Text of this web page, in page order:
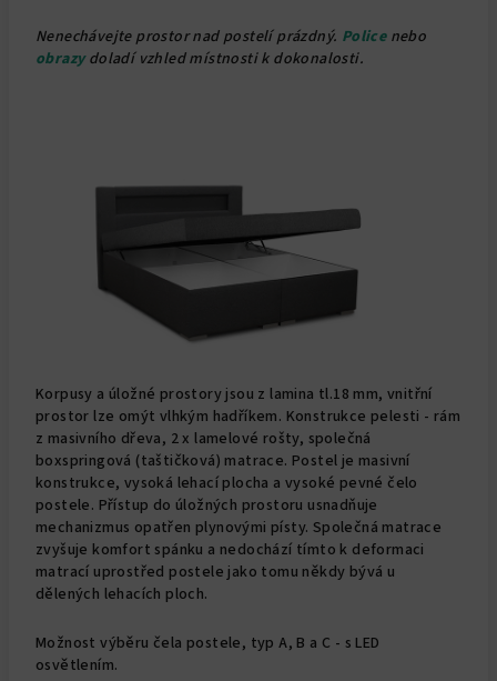
Nenechávejte prostor nad postelí prázdný. Policenebo
obrazydoladí vzhled místnosti k dokonalosti.
Korpusy a úložné prostory jsou z lamina tl.18 mm, vnitřní
prostor lze omýt vlhkým hadříkem. Konstrukce pelesti - rám
z masivního dřeva, 2 x lamelové rošty, společná
boxspringová (taštičková) matrace. Postel je masivní
konstrukce, vysoká lehací plocha a vysoké pevné čelo
postele. Přístup do úložných prostoru usnadňuje
mechanizmus opatřen plynovými písty. Společná matrace
zvyšuje komfort spánku a nedochází tímto k deformaci
matrací uprostřed postele jako tomu někdy bývá u
dělených lehacích ploch.
Možnost výběru čela postele, typ A, B a C - s LED
osvětlením.